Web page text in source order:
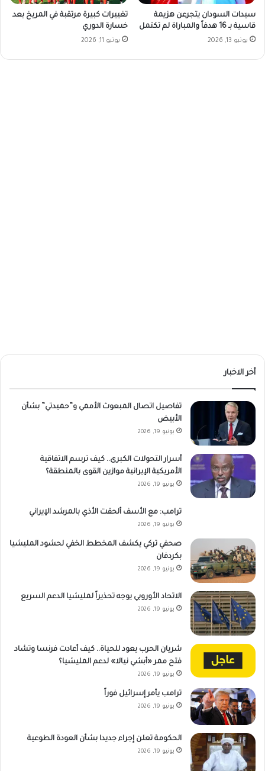
سيدات السودان يتجرعن هزيمة
قاسية بـ 16 هدفاً والمباراة لم تكتمل
يونيو 13, 2026
تغييرات كبيرة مرتقبة في المريخ بعد
خسارة الدوري
يونيو 11, 2026
أخر الاخبار
تفاصيل اتصال المبعوث الأممي و”حميدتي” بشأن
الأبيض
يونيو 19, 2026
أسرار التحولات الكبرى.. كيف ترسم الاتفاقية
الأمريكية الإيرانية موازين القوى بالمنطقة؟
يونيو 19, 2026
ترامب: مع الأسف ألحقت الأذي بالمرشد الإيراني
يونيو 19, 2026
صحفي تركي يكشف المخطط الخفي لحشود المليشيا
بكردفان
يونيو 19, 2026
الاتحاد الأوروبي يوجه تحذيراً لمليشيا الدعم السريع
يونيو 19, 2026
شريان الحرب يعود للحياة.. كيف أعادت فرنسا وتشاد
فتح ممر «أبشي نيالا» لدعم المليشيا؟
يونيو 19, 2026
ترامب يأمر إسرائيل فوراً
يونيو 19, 2026
الحكومة تعلن إجراء جديدا بشأن العودة الطوعية
يونيو 19, 2026